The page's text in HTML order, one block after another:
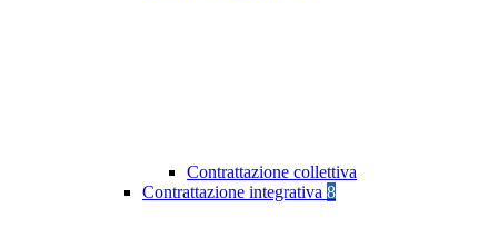
Contrattazione collettiva
Contrattazione integrativa 8